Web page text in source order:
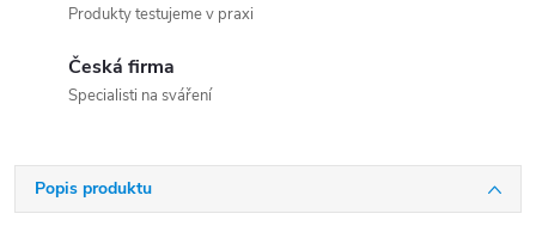
Produkty testujeme v praxi
Česká firma
Specialisti na sváření
Popis produktu